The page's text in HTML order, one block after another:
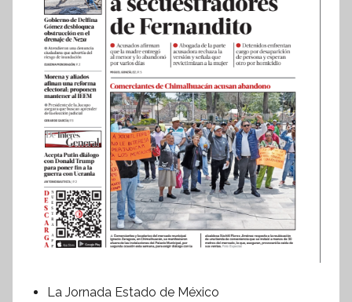
La Jornada Estado de México